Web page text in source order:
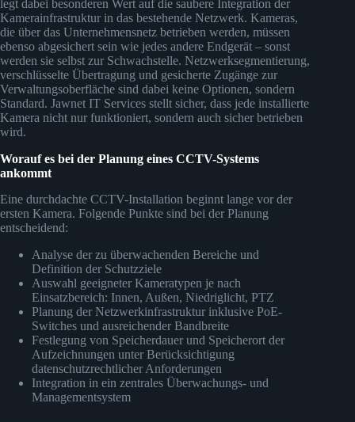
legt dabei besonderen Wert auf die saubere Integration der
Kamerainfrastruktur in das bestehende Netzwerk. Kameras,
die über das Unternehmensnetz betrieben werden, müssen
ebenso abgesichert sein wie jedes andere Endgerät – sonst
werden sie selbst zur Schwachstelle. Netzwerksegmentierung,
verschlüsselte Übertragung und gesicherte Zugänge zur
Verwaltungsoberfläche sind dabei keine Optionen, sondern
Standard. Jawnet IT Services stellt sicher, dass jede installierte
Kamera nicht nur funktioniert, sondern auch sicher betrieben
wird.
Worauf es bei der Planung eines CCTV-Systems
ankommt
Eine durchdachte CCTV-Installation beginnt lange vor der
ersten Kamera. Folgende Punkte sind bei der Planung
entscheidend:
Analyse der zu überwachenden Bereiche und
Definition der Schutzziele
Auswahl geeigneter Kameratypen je nach
Einsatzbereich: Innen, Außen, Niedriglicht, PTZ
Planung der Netzwerkinfrastruktur inklusive PoE-
Switches und ausreichender Bandbreite
Festlegung von Speicherdauer und Speicherort der
Aufzeichnungen unter Berücksichtigung
datenschutzrechtlicher Anforderungen
Integration in ein zentrales Überwachungs- und
Managementsystem